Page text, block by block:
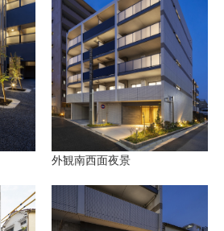
外観南西面夜景